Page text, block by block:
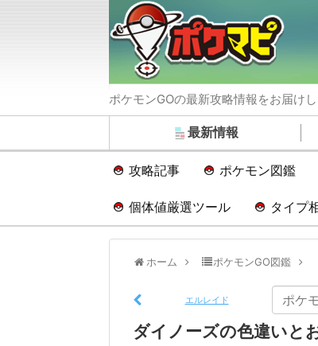
ポケモンGOの最新攻略情報をお届け
最新情報
攻略記事 ポケモン図鑑
個体値厳選ツール タイプ
ホーム ポケモンGO図鑑
エルレイド
ダイノーズの色違いと